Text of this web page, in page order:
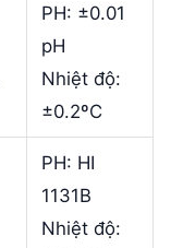
PH: ±0.01
pH
Nhiệt độ:
±0.2ºC
PH: HI
1131B
Nhiệt độ: